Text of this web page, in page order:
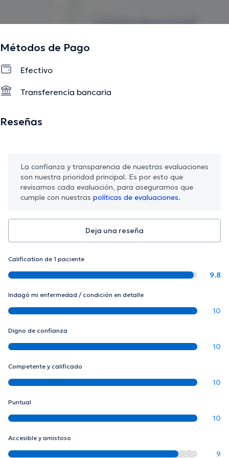
Métodos de Pago
Efectivo
Transferencia bancaria
Reseñas
La confianza y transparencia de nuestras evaluaciones
son nuestra prioridad principal. Es por esto que
revisamos cada evaluación, para asegurarnos que
cumple con nuestras políticas de evaluaciones.
Deja una reseña
Calification de 1 paciente
9.8
Indagó mi enfermedad / condición en detalle
10
Digno de confianza
10
Competente y calificado
10
Puntual
10
Accesible y amistoso
9